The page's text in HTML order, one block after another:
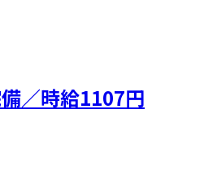
／時給1107円